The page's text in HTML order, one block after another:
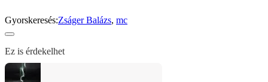
Gyorskeresés:Zságer Balázs, mc
Ez is érdekelhet